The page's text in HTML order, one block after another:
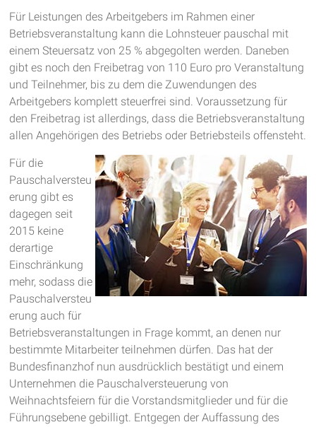
Für Leistungen des Arbeitgebers im Rahmen einer
Betriebsveranstaltung kann die Lohnsteuer pauschal mit
einem Steuersatz von 25 % abgegolten werden. Daneben
gibt es noch den Freibetrag von 110 Euro pro Veranstaltung
und Teilnehmer, bis zu dem die Zuwendungen des
Arbeitgebers komplett steuerfrei sind. Voraussetzung für
den Freibetrag ist allerdings, dass die Betriebsveranstaltung
allen Angehörigen des Betriebs oder Betriebsteils offensteht.
Für die
Pauschalversteu
erung gibt es
dagegen seit
2015 keine
derartige
Einschränkung
mehr, sodass die
Pauschalversteu
erung auch für
Betriebsveranstaltungen in Frage kommt, an denen nur
bestimmte Mitarbeiter teilnehmen dürfen. Das hat der
Bundesfinanzhof nun ausdrücklich bestätigt und einem
Unternehmen die Pauschalversteuerung von
Weihnachtsfeiern für die Vorstandsmitglieder und für die
Führungsebene gebilligt. Entgegen der Auffassung des